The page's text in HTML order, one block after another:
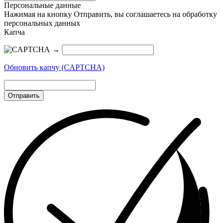
Персональные данные
Нажимая на кнопку Отправить, вы соглашаетесь на обработку
персональных данных
Капча
→
Обновить капчу (CAPTCHA)
Отправить